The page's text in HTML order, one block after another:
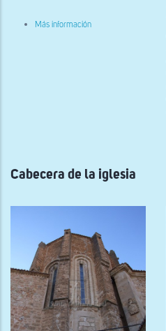
Más información
Cabecera de la iglesia